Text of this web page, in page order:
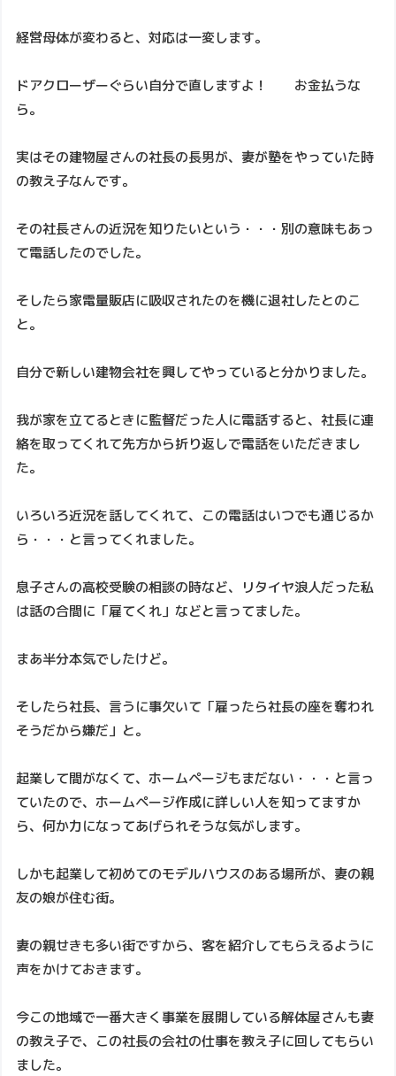
経営母体が変わると、対応は一変します。
ドアクローザーぐらい自分で直しますよ！ お金払うな
ら。
実はその建物屋さんの社長の長男が、妻が塾をやっていた時
の教え子なんです。
その社長さんの近況を知りたいという・・・別の意味もあっ
て電話したのでした。
そしたら家電量販店に吸収されたのを機に退社したとのこ
と。
自分で新しい建物会社を興してやっていると分かりました。
我が家を立てるときに監督だった人に電話すると、社長に連
絡を取ってくれて先方から折り返しで電話をいただきまし
た。
いろいろ近況を話してくれて、この電話はいつでも通じるか
ら・・・と言ってくれました。
息子さんの高校受験の相談の時など、リタイヤ浪人だった私
は話の合間に「雇てくれ」などと言ってました。
まあ半分本気でしたけど。
そしたら社長、言うに事欠いて「雇ったら社長の座を奪われ
そうだから嫌だ」と。
起業して間がなくて、ホームページもまだない・・・と言っ
ていたので、ホームページ作成に詳しい人を知ってますか
ら、何か力になってあげられそうな気がします。
しかも起業して初めてのモデルハウスのある場所が、妻の親
友の娘が住む街。
妻の親せきも多い街ですから、客を紹介してもらえるように
声をかけておきます。
今この地域で一番大きく事業を展開している解体屋さんも妻
の教え子で、この社長の会社の仕事を教え子に回してもらい
ました。